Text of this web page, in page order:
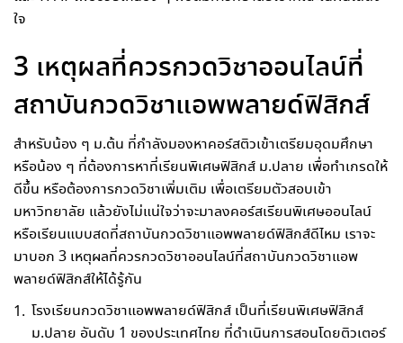
ใจ
3 เหตุผลที่ควรกวดวิชาออนไลน์ที่
สถาบันกวดวิชาแอพพลายด์ฟิสิกส์
สำหรับน้อง ๆ ม.ต้น ที่กำลังมองหาคอร์สติวเข้าเตรียมอุดมศึกษา
หรือน้อง ๆ ที่ต้องการหาที่เรียนพิเศษฟิสิกส์ ม.ปลาย เพื่อทำเกรดให้
ดีขึ้น หรือต้องการกวดวิชาเพิ่มเติม เพื่อเตรียมตัวสอบเข้า
มหาวิทยาลัย แล้วยังไม่แน่ใจว่าจะมาลงคอร์สเรียนพิเศษออนไลน์
หรือเรียนแบบสดที่สถาบันกวดวิชาแอพพลายด์ฟิสิกส์ดีไหม เราจะ
มาบอก 3 เหตุผลที่ควรกวดวิชาออนไลน์ที่สถาบันกวดวิชาแอพ
พลายด์ฟิสิกส์ให้ได้รู้กัน
โรงเรียนกวดวิชาแอพพลายด์ฟิสิกส์ เป็นที่เรียนพิเศษฟิสิกส์
ม.ปลาย อันดับ 1 ของประเทศไทย ที่ดำเนินการสอนโดยติวเตอร์